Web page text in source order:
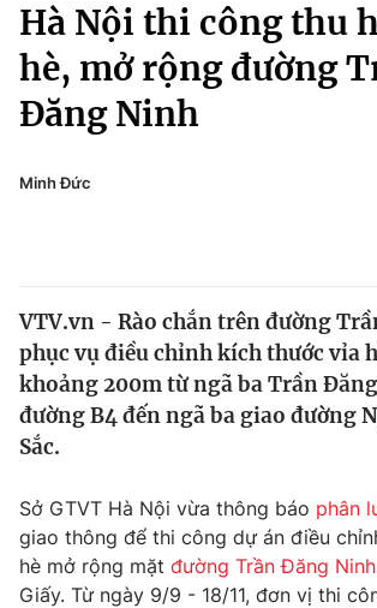
Chuyên mục
Chính trị
Thế giới
Tin tức
Thế giới đó đây
Câu chuyện quốc tế
Kinh tế
Thị trường
Góc doanh nghiệp
Dữ liệu và đời sống
Truyền hình
Pháp luật
Kinh tế
Thể thao
Truyền hình
Văn hóa - Giải trí
Hà Nội thi công thu
hè, mở rộng đường
Đăng Ninh
Minh Đức
VTV.vn - Rào chắn trên đường
phục vụ điều chỉnh kích thước vỉa
khoảng 200m từ ngã ba Trần
đường B4 đến ngã ba giao đường
Sắc.
Sở GTVT Hà Nội vừa thông báo phân
giao thông để thi công dự án điều
hè mở rộng mặt đường Trần Đăng Ninh
Giấy. Từ ngày 9/9 - 18/11, đơn vị thi